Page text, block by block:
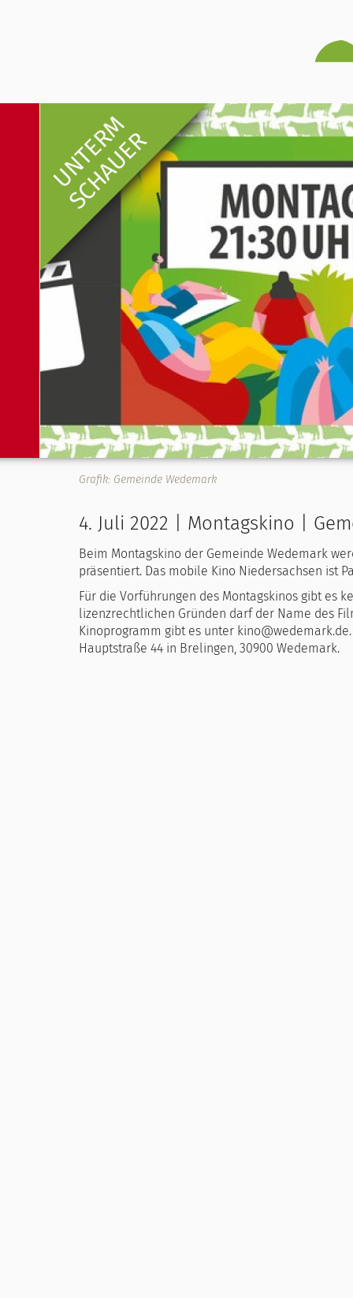
UNTERM
SCHAUER
Grafik: Gemeinde Wedemark
4. Juli 2022 | Montagskino |
Beim Montagskino der Gemeinde Wedemark
präsentiert. Das mobile Kino Niedersachsen ist
Für die Vorführungen des Montagskinos gibt es
lizenzrechtlichen Gründen darf der Name des
Kinoprogramm gibt es unter
Hauptstraße 44 in Brelingen, 30900 Wedemark.